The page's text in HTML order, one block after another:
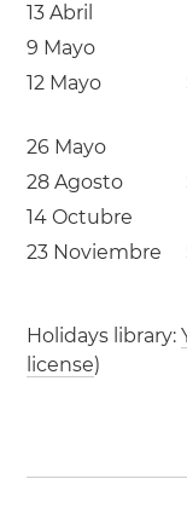
13 Abril
9 Mayo
12 Mayo
26 Mayo
28 Agosto
14 Octubre
23 Noviembre
Holidays library:
license)